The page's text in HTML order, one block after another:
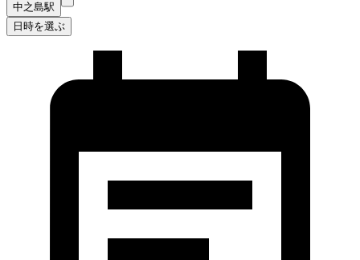
中之島駅
日時を選ぶ